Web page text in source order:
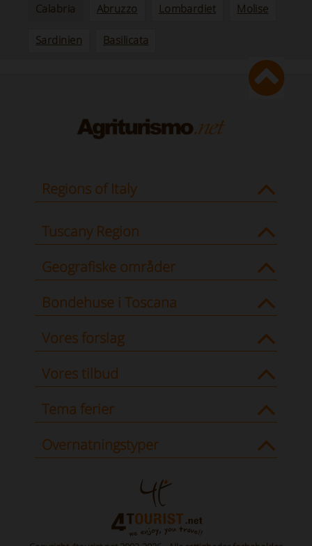
Calabria Abruzzo Lombardiet Molise
Sardinien Basilicata
Regions of Italy
Tuscany Region
Geografiske områder
Bondehuse i Toscana
Vores forslag
Vores tilbud
Tema ferier
Overnatningstyper